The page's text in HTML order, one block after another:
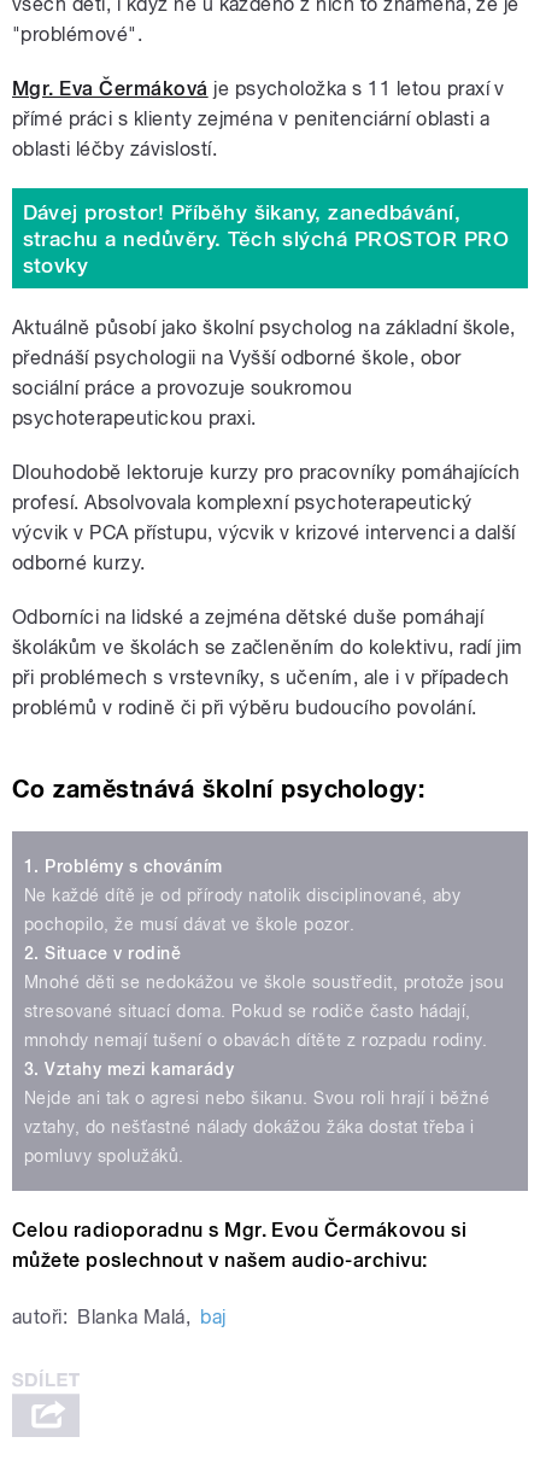
všech dětí, i když ne u každého z nich to znamená, že je
"problémové".
Mgr. Eva Čermáková je psycholožka s 11 letou praxí v
přímé práci s klienty zejména v penitenciární oblasti a
oblasti léčby závislostí.
Dávej prostor! Příběhy šikany, zanedbávání,
strachu a nedůvěry. Těch slýchá PROSTOR PRO
stovky
Aktuálně působí jako školní psycholog na základní škole,
přednáší psychologii na Vyšší odborné škole, obor
sociální práce a provozuje soukromou
psychoterapeutickou praxi.
Dlouhodobě lektoruje kurzy pro pracovníky pomáhajících
profesí. Absolvovala komplexní psychoterapeutický
výcvik v PCA přístupu, výcvik v krizové intervenci a další
odborné kurzy.
Odborníci na lidské a zejména dětské duše pomáhají
školákům ve školách se začleněním do kolektivu, radí jim
při problémech s vrstevníky, s učením, ale i v případech
problémů v rodině či při výběru budoucího povolání.
Co zaměstnává školní psychology:
1. Problémy s chováním
Ne každé dítě je od přírody natolik disciplinované, aby
pochopilo, že musí dávat ve škole pozor.
2. Situace v rodině
Mnohé děti se nedokážou ve škole soustředit, protože jsou
stresované situací doma. Pokud se rodiče často hádají,
mnohdy nemají tušení o obavách dítěte z rozpadu rodiny.
3. Vztahy mezi kamarády
Nejde ani tak o agresi nebo šikanu. Svou roli hrají i běžné
vztahy, do nešťastné nálady dokážou žáka dostat třeba i
pomluvy spolužáků.
Celou radioporadnu s Mgr. Evou Čermákovou si
můžete poslechnout v našem audio-archivu:
autoři: Blanka Malá, baj